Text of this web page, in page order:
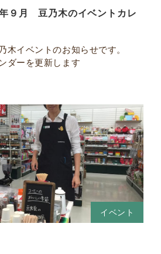
年９月 豆乃木のイベントカレ
木イベントのお知らせです。
ダーを更新します
イベント